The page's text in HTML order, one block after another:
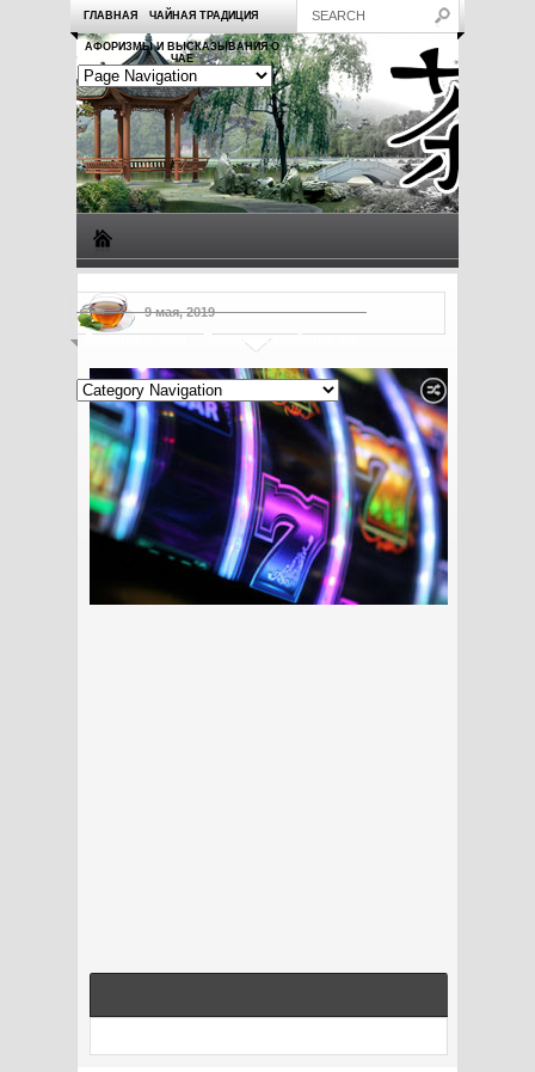
ГЛАВНАЯ ЧАЙНАЯ ТРАДИЦИЯ
АФОРИЗМЫ И ВЫСКАЗЫВАНИЯ О
ЧАЕ
Рецепты с чаем Полезные свойства чая
9 мая, 2019